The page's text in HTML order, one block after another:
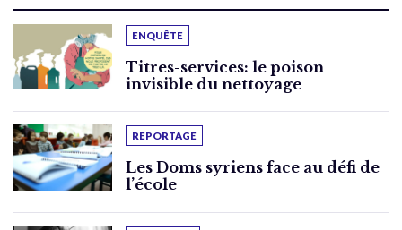
ENQUÊTE
Titres-services: le poison
invisible du nettoyage
REPORTAGE
Les Doms syriens face au défi de
l’école